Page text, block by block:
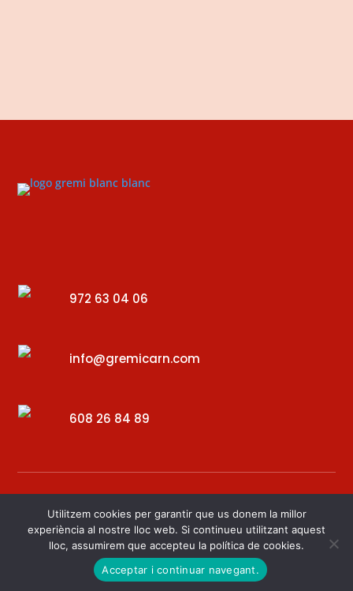
972 63 04 06
info@gremicarn.com
608 26 84 89
Desenvolupat per – Digital34
Utilitzem cookies per garantir que us donem la millor
experiència al nostre lloc web. Si continueu utilitzant aquest
lloc, assumirem que accepteu la política de cookies.
Acceptar i continuar navegant.